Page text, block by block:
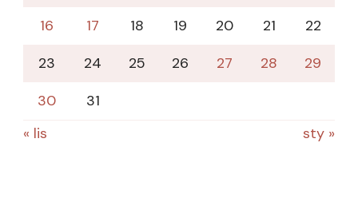
16
17 18 19 20 21
22
23
24 25 26 27 28
29
30
31
« lis
sty »